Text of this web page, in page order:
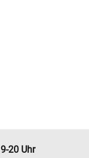
20 Uhr